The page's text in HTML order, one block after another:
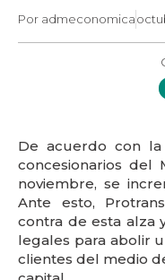
Por admeconomica
De acuerdo con
concesionarios del
noviembre, se
Ante esto,
contra de esta alza
legales para abolir
clientes del medio